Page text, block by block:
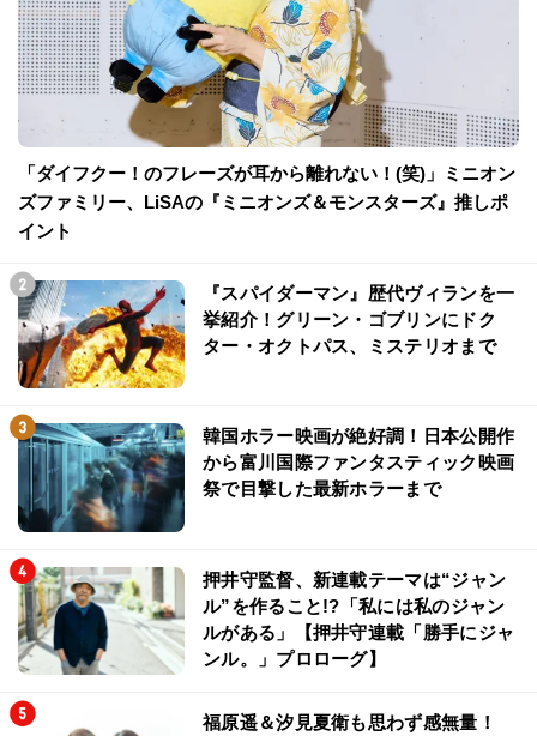
「ダイフクー！のフレーズが耳から離れない！(笑)」ミニオン
ズファミリー、LiSAの『ミニオンズ＆モンスターズ』推しポ
イント
『スパイダーマン』歴代ヴィランを一
挙紹介！グリーン・ゴブリンにドク
ター・オクトパス、ミステリオまで
韓国ホラー映画が絶好調！日本公開作
から富川国際ファンタスティック映画
祭で目撃した最新ホラーまで
押井守監督、新連載テーマは“ジャン
ル”を作ること!?「私には私のジャン
ルがある」【押井守連載「勝手にジャ
ンル。」プロローグ】
福原遥＆汐見夏衛も思わず感無量！